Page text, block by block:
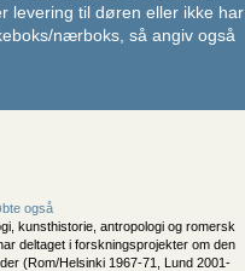
levering til døren eller ikke har
nærboks, så angiv også
også
kunsthistorie, antropologi og romersk
deltaget i forskningsprojekter om den
(Rom/Helsinki 1967-71, Lund 2001-